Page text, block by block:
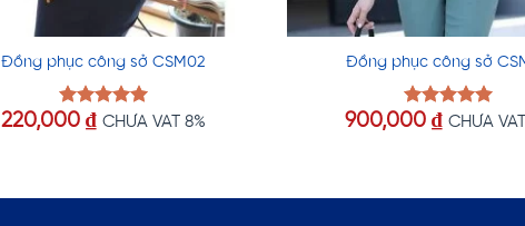
Đồng phục công sở CSM02
Được xếp
220,000 ₫ CHƯA VAT 8%
Đồng phục công sở
Được xếp
900,000 ₫ CHƯA